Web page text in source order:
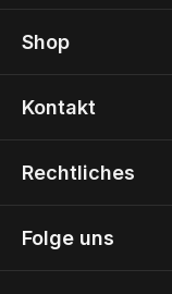
Shop
Kontakt
Rechtliches
Folge uns